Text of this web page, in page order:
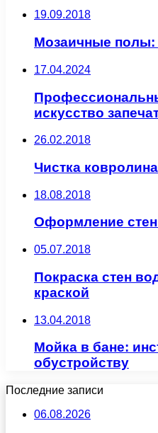
19.09.2018
Мозаичные полы:
17.04.2024
искусство
26.02.2018
Чистка
18.08.2018
Оформление
05.07.2018
Покраска стен
краской
13.04.2018
Мойка в бане:
обустройству
Последние записи
06.08.2026